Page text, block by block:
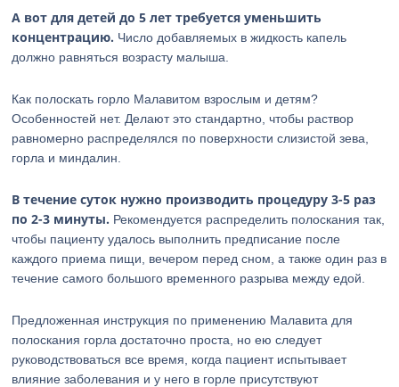
А вот для детей до 5 лет требуется уменьшить
концентрацию. Число добавляемых в жидкость капель
должно равняться возрасту малыша.
Как полоскать горло Малавитом взрослым и детям?
Особенностей нет. Делают это стандартно, чтобы раствор
равномерно распределялся по поверхности слизистой зева,
горла и миндалин.
В течение суток нужно производить процедуру 3-5 раз
по 2-3 минуты. Рекомендуется распределить полоскания так,
чтобы пациенту удалось выполнить предписание после
каждого приема пищи, вечером перед сном, а также один раз в
течение самого большого временного разрыва между едой.
Предложенная инструкция по применению Малавита для
полоскания горла достаточно проста, но ею следует
руководствоваться все время, когда пациент испытывает
влияние заболевания и у него в горле присутствуют